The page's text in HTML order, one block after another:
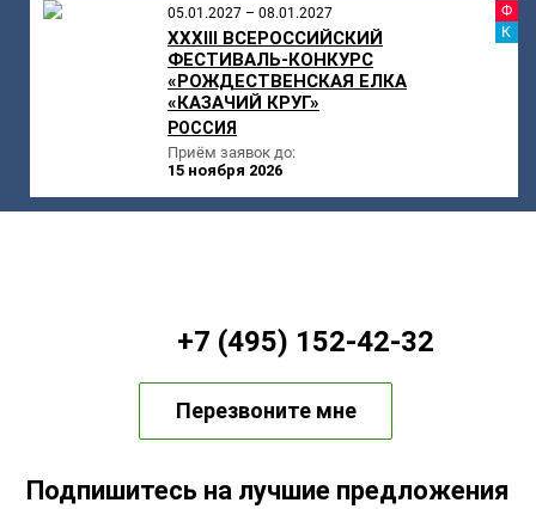
05.01.2027 – 08.01.2027
XXXIII ВСЕРОССИЙСКИЙ
ФЕСТИВАЛЬ-КОНКУРС
«РОЖДЕСТВЕНСКАЯ ЕЛКА
«КАЗАЧИЙ КРУГ»
РОССИЯ
Приём заявок до:
15 ноября 2026
+7 (495) 152-42-32
Перезвоните мне
Подпишитесь на лучшие предложения